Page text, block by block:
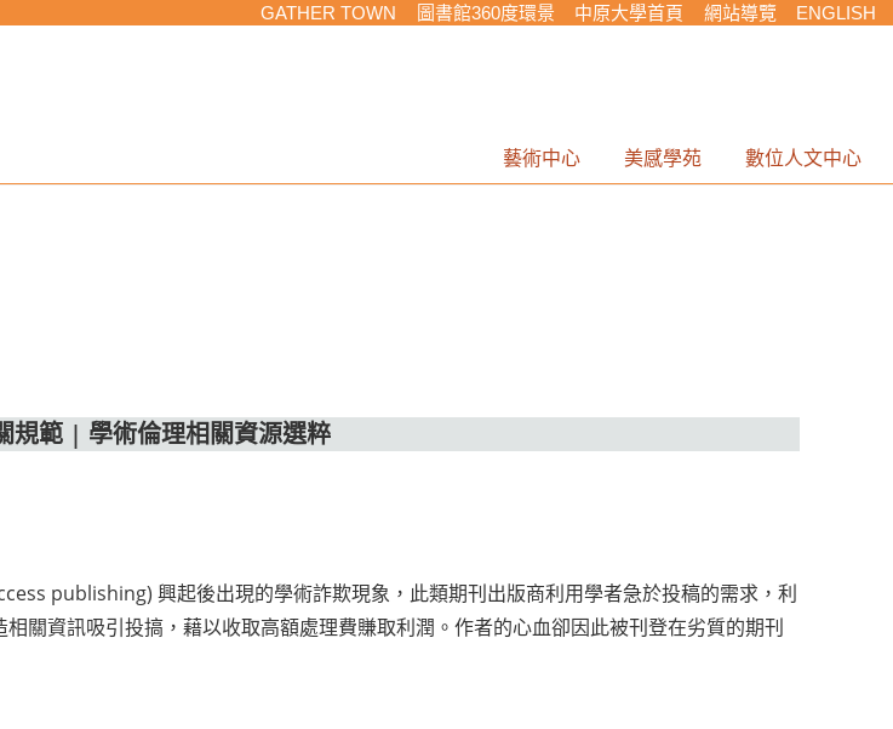
GATHER TOWN 圖書館360度環景 中原大學首頁 網站導覽 ENGLISH
藝術中心 美感學苑 數位人文中心
規範 | 學術倫理相關資源選粹
publishing) 興起後出現的學術詐欺現象，此類期刊出版商利用學者急於投稿的需求，利
關資訊吸引投搞，藉以收取高額處理費賺取利潤。作者的心血卻因此被刊登在劣質的期刊